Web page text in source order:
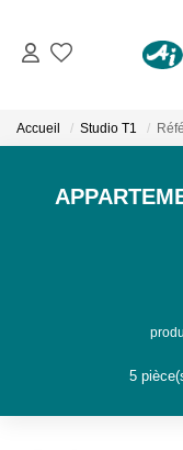
Accueil Studio T1
5